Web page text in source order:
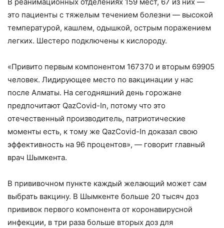
это пациенты с тяжелым течением болезни — высокой
температурой, кашлем, одышкой, острым поражением
легких. Шестеро подключены к кислороду.
«Привито первым компонентом 167370 и вторым 69905
человек. Лидирующее место по вакцинации у нас
после Алматы. На сегодняшний день горожане
предпочитают QazCovid-In, потому что это
отечественный производитель, патриотические
моменты есть, к тому же QazCovid-In доказал свою
эффективность на 96 процентов», — говорит главный
врач Шымкента.
В прививочном пункте каждый желающий может сам
выбрать вакцину. В Шымкенте больше 20 тысяч доз
прививок первого компонента от коронавирусной
инфекции, в три раза больше вторых доз для